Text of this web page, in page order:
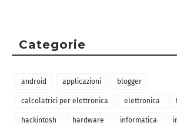
Categorie
android applicazioni blogger
calcolatrici per elettronica elettronica
hackintosh hardware informatica